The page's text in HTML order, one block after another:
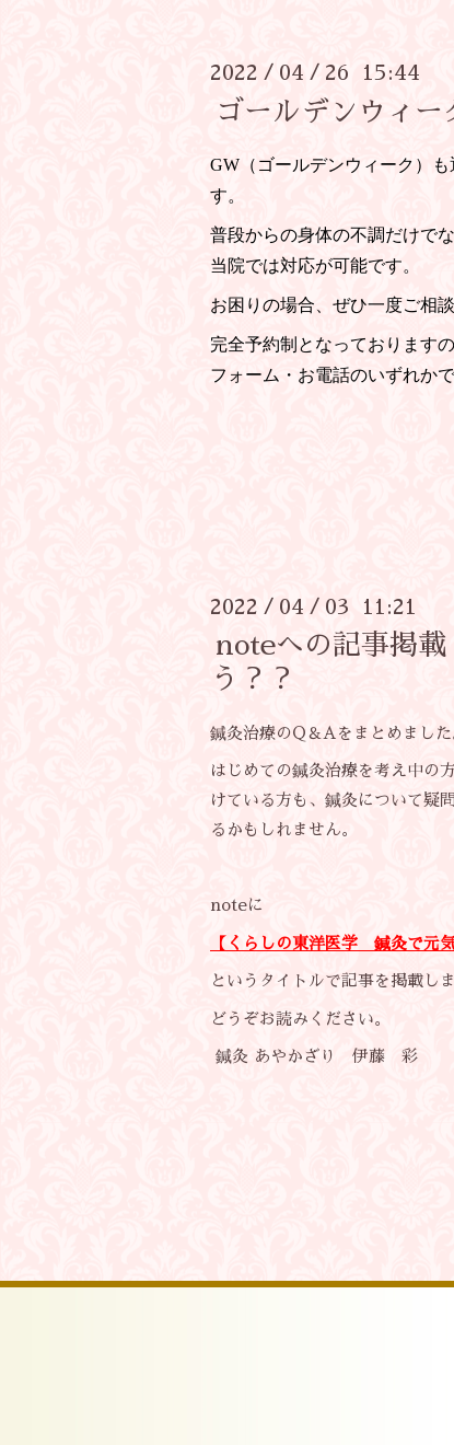
2022 / 04 / 26 15:44
ゴールデンウィー
GW（ゴールデンウィーク）
す。
普段からの身体の不調だけで
当院では対応が可能です。
お困りの場合、ぜひ一度ご相談
完全予約制となっております
フォーム・お電話のいずれか
2022 / 04 / 03 11:21
noteへの記事掲
う？？
鍼灸治療のQ＆Aをまとめました
はじめての鍼灸治療を考え中の
けている方も、鍼灸について疑
るかもしれません。
noteに
【くらしの東洋医学 鍼灸で元
というタイトルで記事を掲載しま
どうぞお読みください。
鍼灸 あやかざり 伊藤 彩